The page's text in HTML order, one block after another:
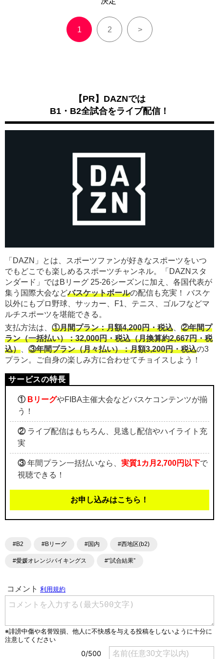
1 2 >
【PR】DAZNでは
B1・B2全試合をライブ配信！
「DAZN」とは、スポーツファンが好きなスポーツをいつ
でもどこでも楽しめるスポーツチャンネル。「DAZNスタ
ンダード」ではBリーグ 25-26シーズンに加え、各国代表が
集う国際大会などバスケットボールの配信も充実！ バスケ
以外にもプロ野球、サッカー、F1、テニス、ゴルフなどマ
ルチスポーツを堪能できる。
支払方法は、 ①月間プラン：月額4,200円・税込、 ②年間プ
ラン（一括払い）：32,000円・税込（月換算約2,667円・税
込）、 ③年間プラン（月々払い）：月額3,200円・税込の3
プラン。ご自身の楽しみ方に合わせてチョイスしよう！
① BリーグやFIBA主催大会などバスケコンテンツが揃
う！
②ライブ配信はもちろん、見逃し配信やハイライト充
実
③年間プラン一括払いなら、 実質1カ月2,700円以下で
視聴できる！
お申し込みはこちら！
#B2 #Bリーグ #国内 #西地区(b2)
#愛媛オレンジバイキングス #“試合結果”